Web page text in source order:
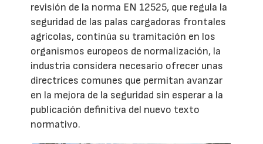
revisión de la norma EN 12525, que regula la
seguridad de las palas cargadoras frontales
agrícolas, continúa su tramitación en los
organismos europeos de normalización, la
industria considera necesario ofrecer unas
directrices comunes que permitan avanzar
en la mejora de la seguridad sin esperar a la
publicación definitiva del nuevo texto
normativo.